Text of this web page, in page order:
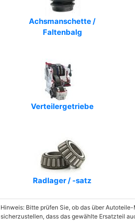
RCA FRANCE
Achsmanschette /
Faltenbalg
Verteilergetriebe
Radlager / -satz
Hinweis: Bitte prüfen Sie, ob das über
sicherzustellen, dass das gewählte Ersatzteil